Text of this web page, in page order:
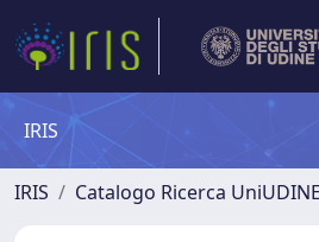
IRIS
IRIS Catalogo Ricerca UniUDINE